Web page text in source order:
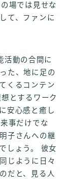
場では見せな
て、ファンに
活動の合間に
た、地に足の
くるコンテン
とするワーク
安心感と癒し
事だけでな
子さんへの継
しょう。 彼女
じように日々
だと、見る人